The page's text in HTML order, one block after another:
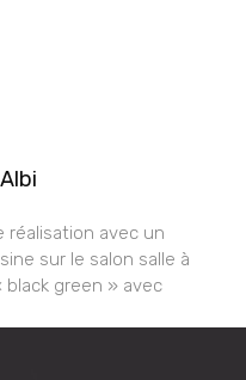
réalisation avec un
sur le salon salle à
black green » avec